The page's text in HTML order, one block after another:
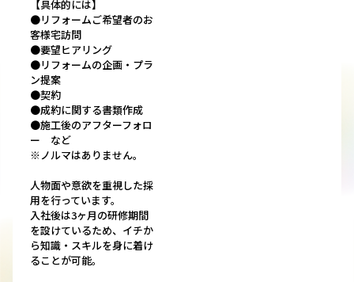
【具体的には】
●リフォームご希望者のお
客様宅訪問
●要望ヒアリング
●リフォームの企画・プラ
ン提案
●契約
●成約に関する書類作成
●施工後のアフターフォロ
ー など
※ノルマはありません。
人物⾯や意欲を重視した採
用を行っています。
入社後は3ヶ月の研修期間
を設けているため、イチか
ら知識・スキルを身に着け
ることが可能。